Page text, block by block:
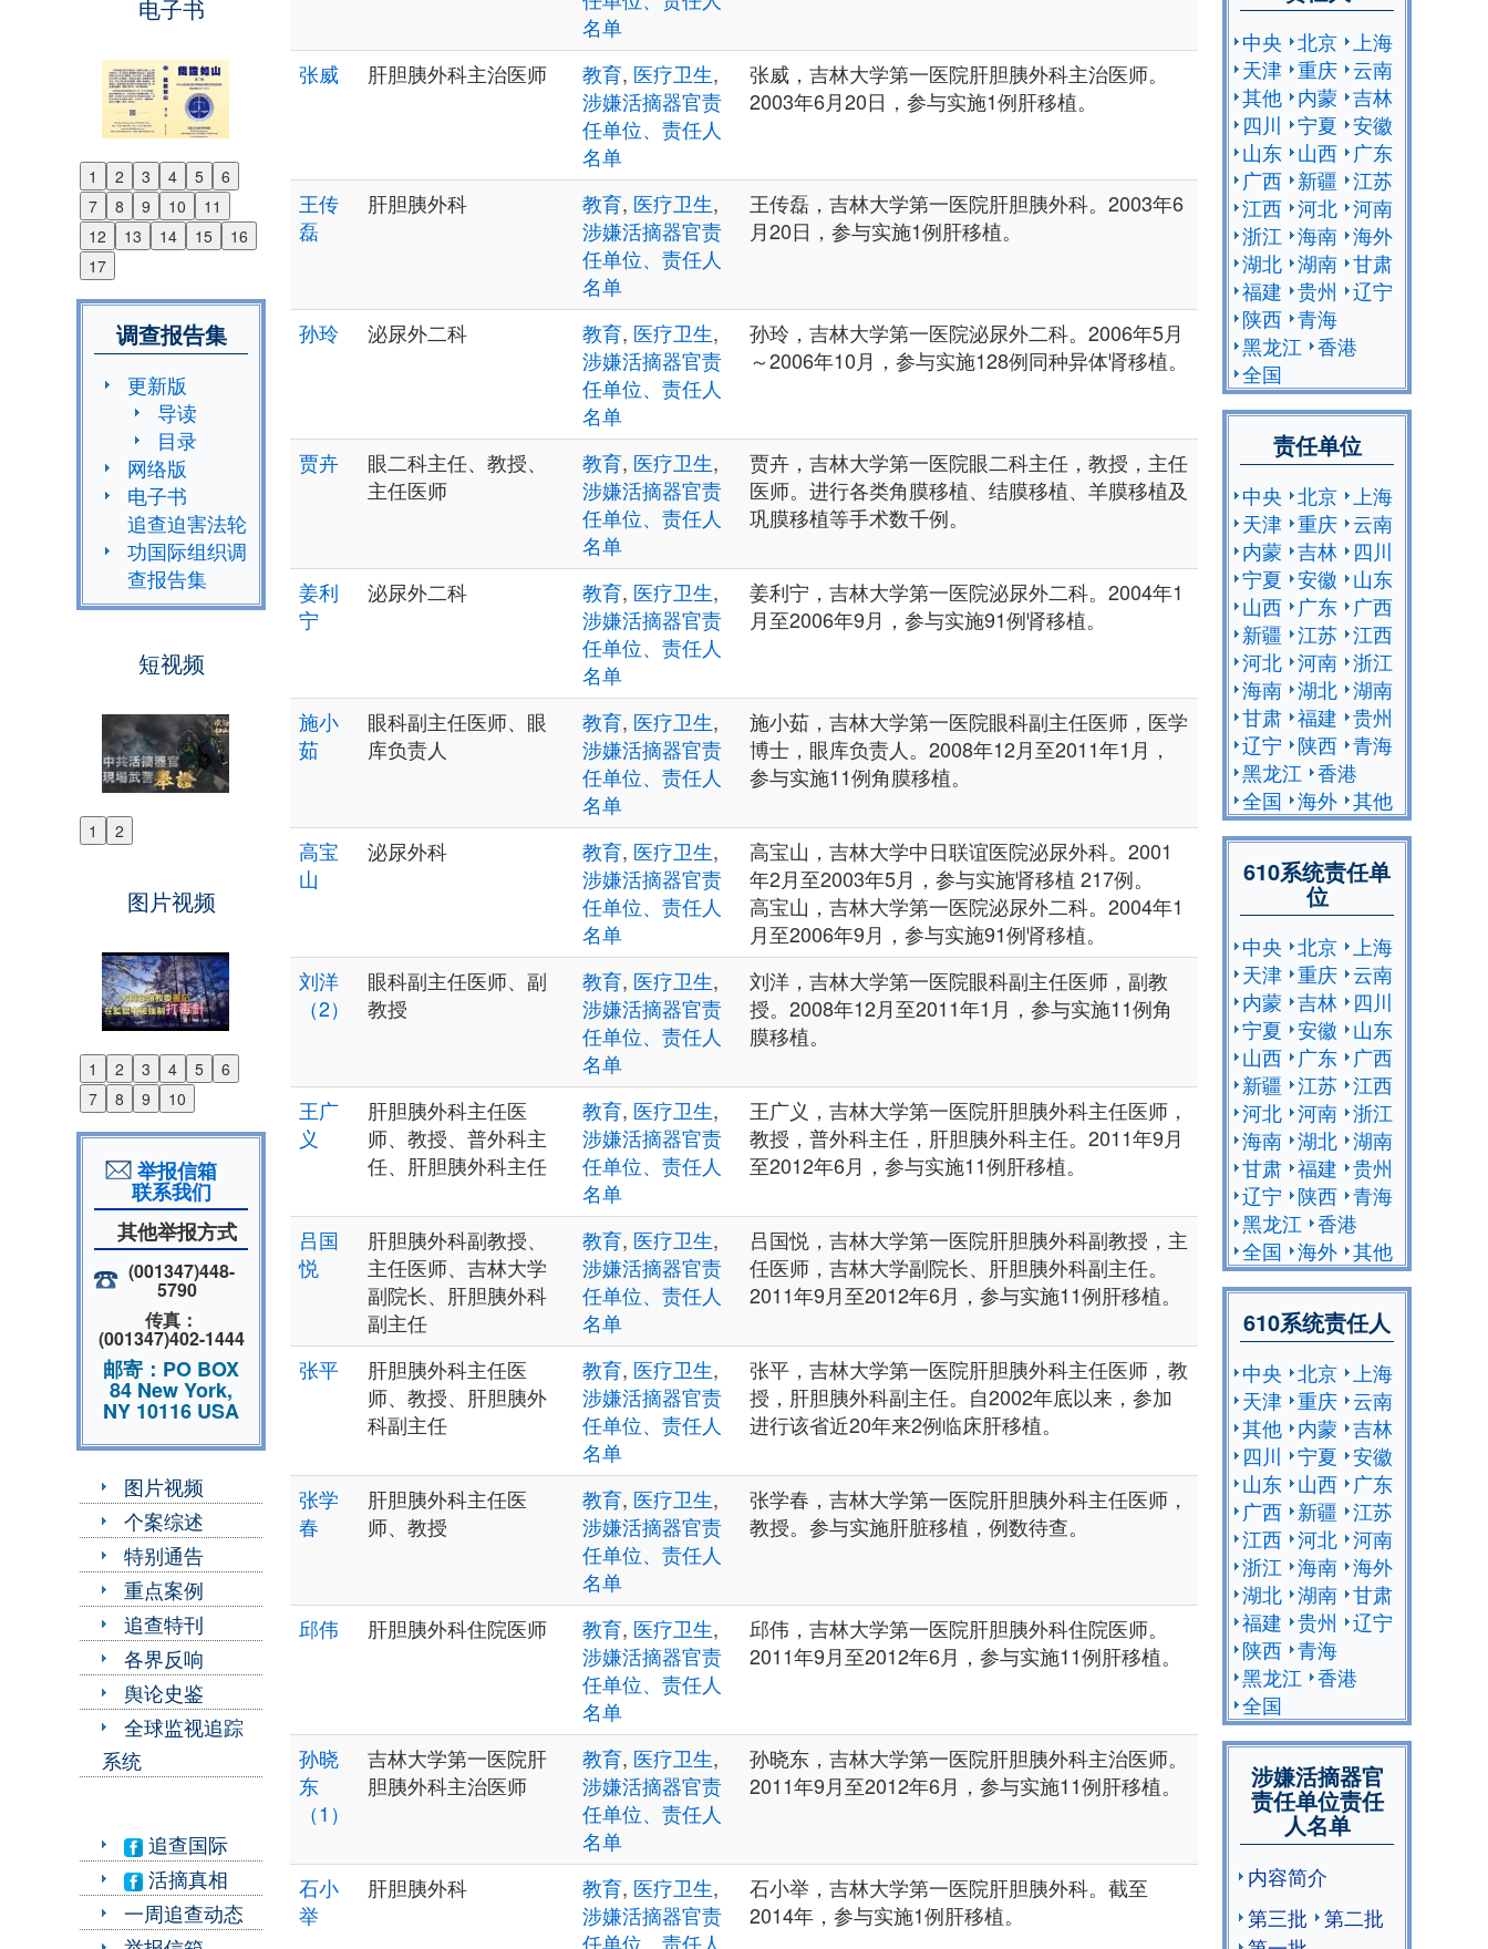
电子书
1 2 3 4 5
6
7
8 9 10
11
12
13 14 15
16
17
Previous
Next
调查报告集
更新版
导读
目录
网络版
电子书
追查迫害法轮
功国际组织调
查报告集
短视频
1 2
Previous
图片视频
1 2 3 4 5
6
7
8 9 10
Previous
Next
举报信箱
联系我们
其他举报方式
(001347)448-
5790
传真：
(001347)402-1444
邮寄：PO BOX
84 New York,
NY 10116 USA
图片视频
个案综述
特别通告
重点案例
追查特刊
各界反响
舆论史鉴
全球监视追踪
系统
追查国际
活摘真相
一周追查动态
名单
张威 肝胆胰外科主治医师 教育, 医疗卫生,
涉嫌活摘器官责
任单位、责任人
名单
张威，吉林大学第一医院肝胆胰外科主治医师。
2003年6月20日，参与实施1例肝移植。
王传
磊
肝胆胰外科 教育, 医疗卫生,
涉嫌活摘器官责
任单位、责任人
名单
王传磊，吉林大学第一医院肝胆胰外科。2003年6
月20日，参与实施1例肝移植。
孙玲 泌尿外二科 教育, 医疗卫生,
涉嫌活摘器官责
任单位、责任人
名单
孙玲，吉林大学第一医院泌尿外二科。2006年5月
～2006年10月，参与实施128例同种异体肾移植。
贾卉
眼二科主任、教授、
主任医师
教育, 医疗卫生,
涉嫌活摘器官责
任单位、责任人
名单
贾卉，吉林大学第一医院眼二科主任，教授，主任
医师。进行各类角膜移植、结膜移植、羊膜移植及
巩膜移植等手术数千例。
姜利
宁
泌尿外二科 教育, 医疗卫生,
涉嫌活摘器官责
任单位、责任人
名单
姜利宁，吉林大学第一医院泌尿外二科。2004年1
月至2006年9月，参与实施91例肾移植。
施小
茹
眼科副主任医师、眼
库负责人
教育, 医疗卫生,
涉嫌活摘器官责
任单位、责任人
名单
施小茹，吉林大学第一医院眼科副主任医师，医学
博士，眼库负责人。2008年12月至2011年1月，
参与实施11例角膜移植。
高宝
山
泌尿外科 教育, 医疗卫生,
涉嫌活摘器官责
任单位、责任人
名单
高宝山，吉林大学中日联谊医院泌尿外科。2001
年2月至2003年5月，参与实施肾移植 217例。
高宝山，吉林大学第一医院泌尿外二科。2004年1
月至2006年9月，参与实施91例肾移植。
刘洋
（2）
眼科副主任医师、副
教授
教育, 医疗卫生,
涉嫌活摘器官责
任单位、责任人
名单
刘洋，吉林大学第一医院眼科副主任医师，副教
授。2008年12月至2011年1月，参与实施11例角
膜移植。
王广
义
肝胆胰外科主任医
师、教授、普外科主
任、肝胆胰外科主任
教育, 医疗卫生,
涉嫌活摘器官责
任单位、责任人
名单
王广义，吉林大学第一医院肝胆胰外科主任医师，
教授，普外科主任，肝胆胰外科主任。2011年9月
至2012年6月，参与实施11例肝移植。
吕国
悦
肝胆胰外科副教授、
主任医师、吉林大学
副院长、肝胆胰外科
副主任
教育, 医疗卫生,
涉嫌活摘器官责
任单位、责任人
名单
吕国悦，吉林大学第一医院肝胆胰外科副教授，主
任医师，吉林大学副院长、肝胆胰外科副主任。
2011年9月至2012年6月，参与实施11例肝移植。
张平
肝胆胰外科主任医
师、教授、肝胆胰外
科副主任
教育, 医疗卫生,
涉嫌活摘器官责
任单位、责任人
名单
张平，吉林大学第一医院肝胆胰外科主任医师，教
授，肝胆胰外科副主任。自2002年底以来，参加
进行该省近20年来2例临床肝移植。
张学
春
肝胆胰外科主任医
师、教授
教育, 医疗卫生,
涉嫌活摘器官责
任单位、责任人
名单
张学春，吉林大学第一医院肝胆胰外科主任医师，
教授。参与实施肝脏移植，例数待查。
邱伟 肝胆胰外科住院医师 教育, 医疗卫生,
涉嫌活摘器官责
任单位、责任人
名单
邱伟，吉林大学第一医院肝胆胰外科住院医师。
2011年9月至2012年6月，参与实施11例肝移植。
孙晓
东
（1）
吉林大学第一医院肝
胆胰外科主治医师
教育, 医疗卫生,
涉嫌活摘器官责
任单位、责任人
名单
孙晓东，吉林大学第一医院肝胆胰外科主治医师。
2011年9月至2012年6月，参与实施11例肝移植。
石小
举
肝胆胰外科 教育, 医疗卫生,
涉嫌活摘器官责
任单位、责任人
石小举，吉林大学第一医院肝胆胰外科。截至
2014年，参与实施1例肝移植。
中央 北京
上海
天津 重庆 云南
其他 内蒙 吉林
四川
宁夏 安徽
山东 山西
广东
广西 新疆 江苏
江西 河北 河南
浙江 海南 海外
湖北 湖南 甘肃
福建 贵州
辽宁
陕西 青海
黑龙江 香港
全国
责任单位
中央 北京
上海
天津 重庆 云南
内蒙 吉林
四川
宁夏 安徽
山东
山西
广东
广西
新疆 江苏 江西
河北 河南 浙江
海南 湖北 湖南
甘肃 福建 贵州
辽宁
陕西 青海
黑龙江 香港
全国 海外 其他
610系统责任单
位
中央 北京
上海
天津 重庆 云南
内蒙 吉林
四川
宁夏 安徽
山东
山西
广东
广西
新疆 江苏 江西
河北 河南 浙江
海南 湖北 湖南
甘肃 福建 贵州
辽宁
陕西 青海
黑龙江 香港
全国 海外 其他
610系统责任人
中央 北京
上海
天津 重庆 云南
其他 内蒙 吉林
四川
宁夏 安徽
山东 山西
广东
广西 新疆 江苏
江西 河北 河南
浙江 海南 海外
湖北 湖南 甘肃
福建 贵州
辽宁
陕西 青海
黑龙江 香港
全国
涉嫌活摘器官
责任单位责任
人名单
内容简介
第三批
第二批